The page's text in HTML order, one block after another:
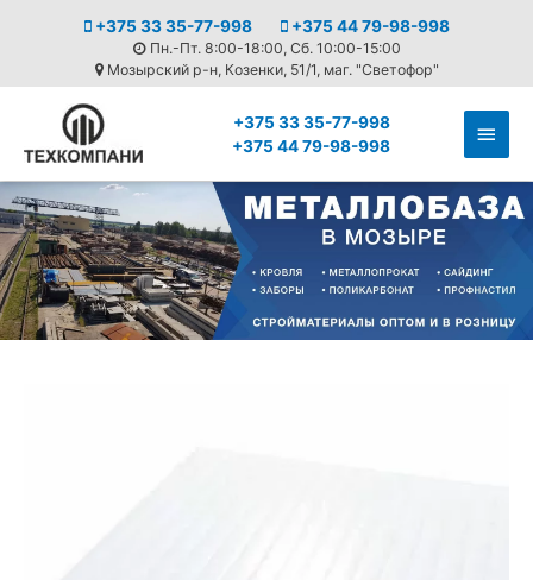
+375 33 35-77-998 +375 44 79-98-998
Пн.-Пт. 8:00-18:00, Сб. 10:00-15:00
Мозырский р-н, Козенки, 51/1, маг. "Светофор"
+375 33 35-77-998
+375 44 79-98-998